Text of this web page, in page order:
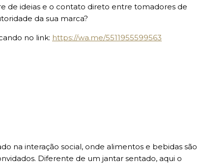
de ideias e o contato direto entre tomadores de
da sua marca?
no link: https://wa.me/5511955599563
na interação social, onde alimentos e bebidas são
Diferente de um jantar sentado, aqui o